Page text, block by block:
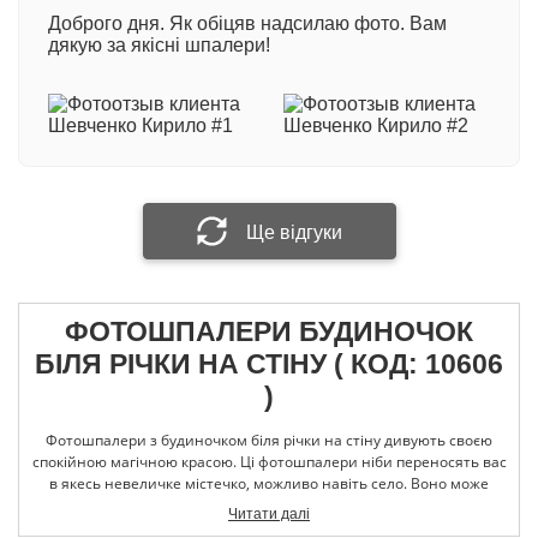
600 грн/кв.м- професійний двошаровий матеріал
з вініловим покриттям на флізеліновій основі.
При виготовленні фотошпалер методом
екологічної технології друку HP Latex: +100 грн/
Прикріпити фотографію
Надіслати відгук
Доброго дня. Як обіцяв надсилаю фото. Вам
дякую за якісні шпалери!
Ще відгуки
ФОТОШПАЛЕРИ БУДИНОЧОК
БІЛЯ РІЧКИ НА СТІНУ ( КОД: 10606
)
Фотошпалери з будиночком біля річки на стіну дивують своєю
спокійною магічною красою. Ці фотошпалери ніби переносять вас
в якесь невеличке містечко, можливо навіть село. Воно може
знаходитися будь де: на Півдні Франції, в горах Шотландії, а може
взагалі в якомусь іншому паралельному світі, наповненому
Читати далі